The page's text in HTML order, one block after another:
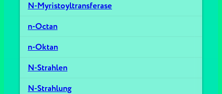
N-Myristoyltransferase
n-Octan
n-Oktan
N-Strahlen
N-Strahlung